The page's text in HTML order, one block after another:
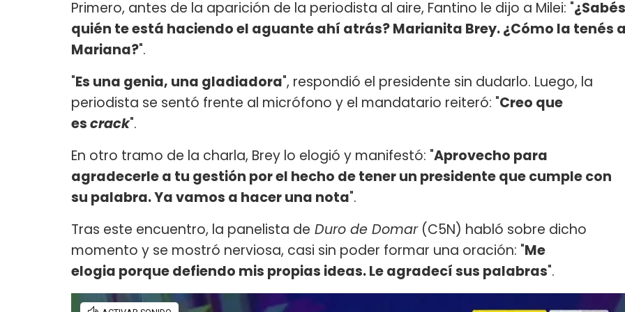
Primero, antes de la aparición de la periodista al aire, Fantino le dijo a Milei: "¿Sabés
quién te está haciendo el aguante ahí atrás? Marianita Brey. ¿Cómo la tenés
Mariana?".
"Es una genia, una gladiadora", respondió el presidente sin dudarlo. Luego, la
periodista se sentó frente al micrófono y el mandatario reiteró: "Creo que
escrack".
En otro tramo de la charla, Brey lo elogió y manifestó: "Aprovecho para
agradecerle a tu gestión por el hecho de tener un presidente que cumple con
su palabra. Ya vamos a hacer una nota".
Tras este encuentro, la panelista de Duro de Domar(C5N) habló sobre dicho
momento y se mostró nerviosa, casi sin poder formar una oración: "Me
elogia porque defiendo mis propias ideas. Le agradecí sus palabras".